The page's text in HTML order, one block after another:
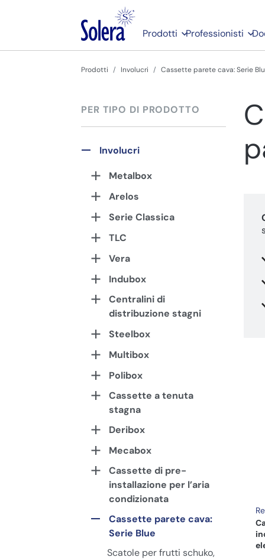
Prodotti Professionisti
Prodotti Involucri Cassette parete cava: Serie
PER TIPO DI PRODOTTO
Involucri
Metalbox
Arelos
Serie Classica
TLC
Vera
Indubox
Centralini di
distribuzione stagni
Steelbox
Multibox
Polibox
Cassette a tenuta
stagna
Deribox
Mecabox
Cassette di pre-
installazione per l’aria
condizionata
Cassette parete cava:
Serie Blue
Scatole per frutti schuko,